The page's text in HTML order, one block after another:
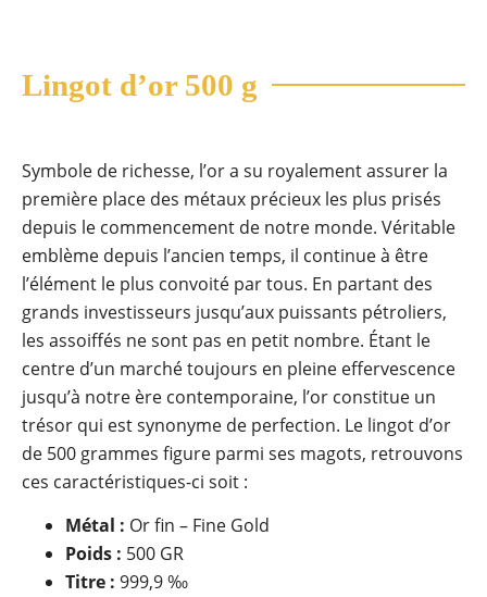
Lingot d’or 500 g
Symbole de richesse, l’or a su royalement assurer la
première place des métaux précieux les plus prisés
depuis le commencement de notre monde. Véritable
emblème depuis l’ancien temps, il continue à être
l’élément le plus convoité par tous. En partant des
grands investisseurs jusqu’aux puissants pétroliers,
les assoiffés ne sont pas en petit nombre. Étant le
centre d’un marché toujours en pleine effervescence
jusqu’à notre ère contemporaine, l’or constitue un
trésor qui est synonyme de perfection. Le lingot d’or
de 500 grammes figure parmi ses magots, retrouvons
ces caractéristiques-ci soit :
Métal : Or fin – Fine Gold
Poids : 500 GR
Titre : 999,9 ‰